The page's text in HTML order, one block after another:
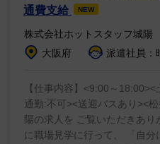
西城秀樹さん＝2012年撮影
通費支給
NEW
株式会社ホットスタッフ城陽
大阪府
派遣社員：
【仕事内容】<9:00～
通勤:不可><送迎バスあり><
陽の求人を ご覧いただきあ
に職場見学に行って、 「自分